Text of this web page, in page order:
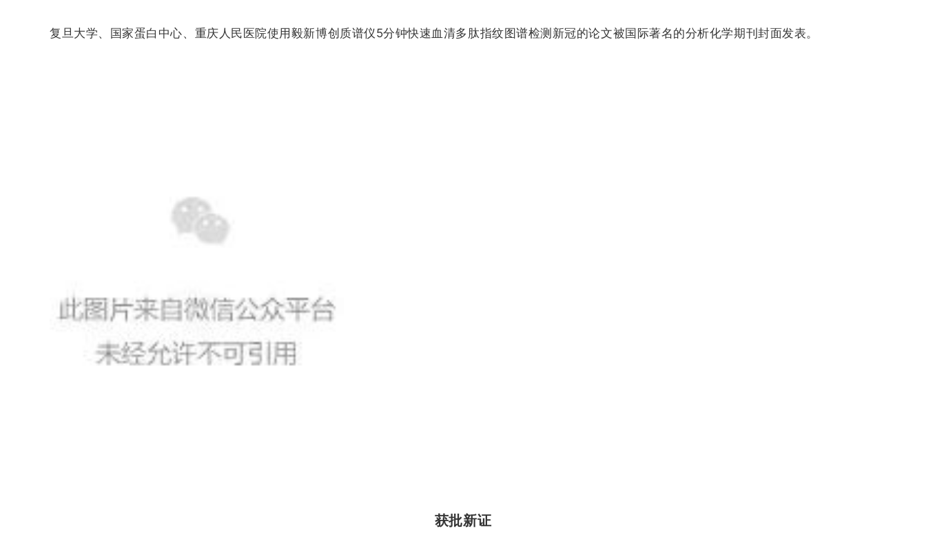
复旦大学、国家蛋白中心、重庆人民医院使用毅新博创质谱仪5分钟快速血清多肽指纹图谱检测新冠的论文被国际著名的分析化学期刊封面发表。
获批新证